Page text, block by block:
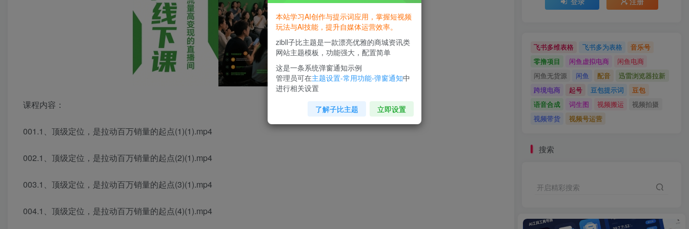
课程内容：
001.1、顶级定位，是拉动百万销量的起点(1)(1).mp4
002.1、顶级定位，是拉动百万销量的起点(2)(1).mp4
003.1、顶级定位，是拉动百万销量的起点(3)(1).mp4
004.1、顶级定位，是拉动百万销量的起点(4)(1).mp4
飞书多维表格 飞书多为表格
音乐号
零撸项目
闲鱼虚拟电商
闲鱼电商
闲鱼无货源
闲鱼 配音
迅雷浏览器拉新
跨境电商
起号 豆包提示词
豆包
语音合成
词生图 视频搬运
视频拍摄
视频带货
视频号运营
搜索
开启精彩搜索
本站学习AI创作与提示词应用，掌握短视频
玩法与AI技能，提升自媒体运营效率。
zibll子比主题是一款漂亮优雅的商城资讯类
网站主题模板，功能强大，配置简单
这是一条系统弹窗通知示例
管理员可在主题设置-常用功能-弹窗通知中
进行相关设置
了解子比主题 立即设置